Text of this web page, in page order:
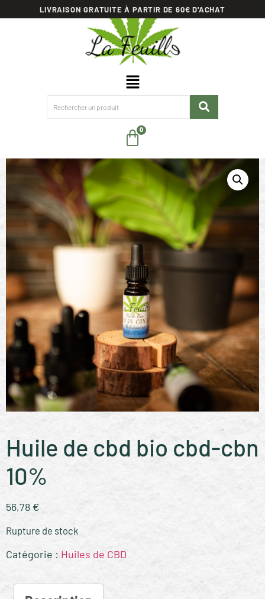
LIVRAISON GRATUITE À PARTIR DE 60€ D'ACHAT
Huile de cbd bio cbd-cbn
10%
56,78 €
Rupture de stock
Catégorie : Huiles de CBD